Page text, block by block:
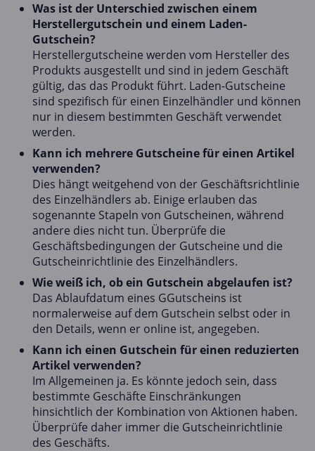
Was ist der Unterschied zwischen einem
Herstellergutschein und einem Laden-
Gutschein?
Herstellergutscheine werden vom Hersteller des
Produkts ausgestellt und sind in jedem Geschäft
gültig, das das Produkt führt. Laden-Gutscheine
sind spezifisch für einen Einzelhändler und können
nur in diesem bestimmten Geschäft verwendet
werden.
Kann ich mehrere Gutscheine für einen Artikel
verwenden?
Dies hängt weitgehend von der Geschäftsrichtlinie
des Einzelhändlers ab. Einige erlauben das
sogenannte Stapeln von Gutscheinen, während
andere dies nicht tun. Überprüfe die
Geschäftsbedingungen der Gutscheine und die
Gutscheinrichtlinie des Einzelhändlers.
Wie weiß ich, ob ein Gutschein abgelaufen ist?
Das Ablaufdatum eines GGutscheins ist
normalerweise auf dem Gutschein selbst oder in
den Details, wenn er online ist, angegeben.
Kann ich einen Gutschein für einen reduzierten
Artikel verwenden?
Im Allgemeinen ja. Es könnte jedoch sein, dass
bestimmte Geschäfte Einschränkungen
hinsichtlich der Kombination von Aktionen haben.
Überprüfe daher immer die Gutscheinrichtlinie
des Geschäfts.